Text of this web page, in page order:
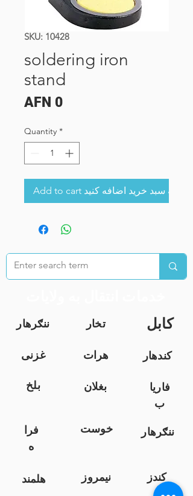
SKU: 10428
soldering iron
stand
AFN 0Price
Quantity *
Add to cart به سبد خرید اضافه کنید
ننګرهار تخار کابل
غزنی هرات
کندهار
بلخ
بغلان
فاریا
ب
فرا
ه
خوست ننګرهار
هلمند نیمروز
کندز